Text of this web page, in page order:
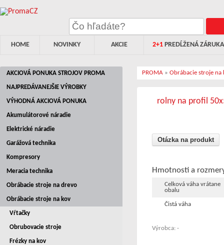
HOME NOVINKY AKCIE 2+1PREDĹŽENÁ ZÁRUKA
AKCIOVÁ PONUKA STROJOV PROMA
NAJPREDÁVANEJŠIE VÝROBKY
VÝHODNÁ AKCIOVÁ PONUKA
Akumulátorové náradie
Elektrické náradie
Garážová technika
Kompresory
Meracia technika
Obrábacie stroje na drevo
Obrábacie stroje na kov
Vŕtačky
Obrubovacie stroje
Frézky na kov
PROMA »Obrábacie stroje na
rolny na profil
Otázka na produkt
Hmotnosti a
Celková váha vrátane
obalu
Čistá váha
Výrobca: -